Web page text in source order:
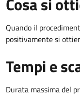
Quando il
positivamente si
Tempi e
Durata massima del